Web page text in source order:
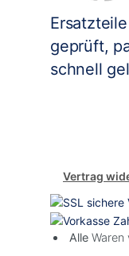
geprüft,
schnell
Vertrag
Alle Waren